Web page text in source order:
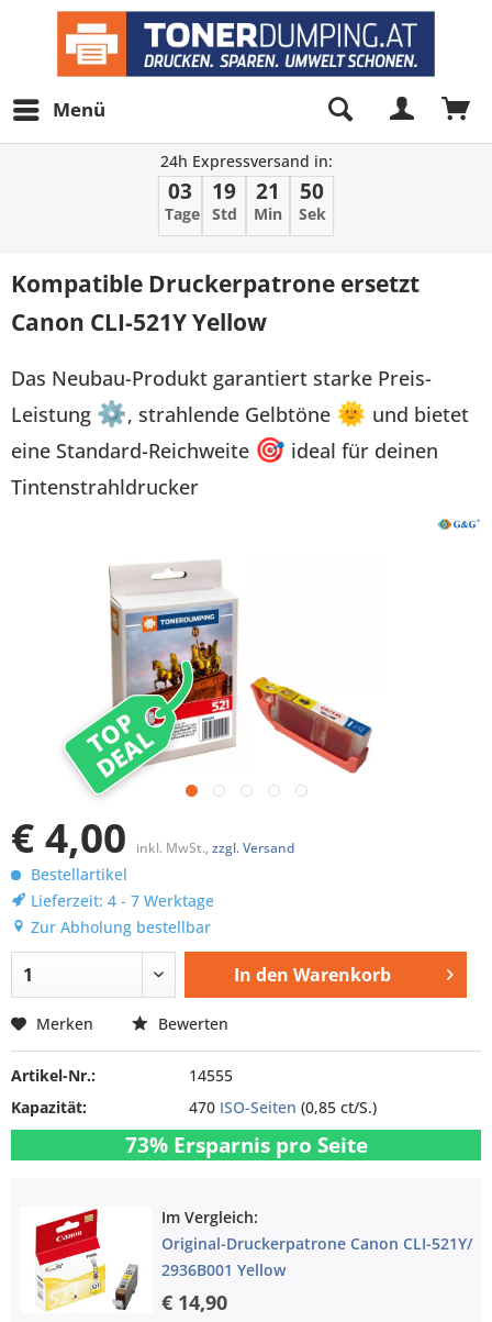
Menü
24h Expressversand in:
03
Tage
19
Std
21
Min
50
Sek
Kompatible Druckerpatrone ersetzt
Canon CLI-521Y Yellow
Das Neubau-Produkt garantiert starke Preis-
Leistung ⚙, strahlende Gelbtöne 🌞 und bietet
eine Standard-Reichweite 🎯 ideal für deinen
Tintenstrahldrucker
TOP
DEAL
€ 4,00 inkl. MwSt., zzgl. Versand
Bestellartikel
Lieferzeit: 4 - 7 Werktage
Zur Abholung bestellbar
In den Warenkorb
Merken Bewerten
Artikel-Nr.:
14555
Kapazität:
470 ISO-Seiten (0,85 ct/S.)
73% Ersparnis pro Seite
Im Vergleich:
Original-Druckerpatrone Canon CLI-521Y/
2936B001 Yellow
€ 14,90